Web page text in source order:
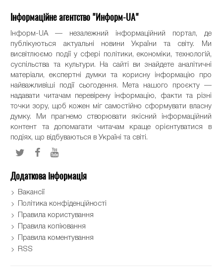
Інформаційне агентство "Информ-UA"
Інформ-UA — незалежний інформаційний портал, де
публікуються актуальні новини України та світу. Ми
висвітлюємо події у сфері політики, економіки, технологій,
суспільства та культури. На сайті ви знайдете аналітичні
матеріали, експертні думки та корисну інформацію про
найважливіші події сьогодення. Мета нашого проєкту —
надавати читачам перевірену інформацію, факти та різні
точки зору, щоб кожен міг самостійно сформувати власну
думку. Ми прагнемо створювати якісний інформаційний
контент та допомагати читачам краще орієнтуватися в
подіях, що відбуваються в Україні та світі.
Додаткова інформація
Вакансії
Політика конфіденційності
Правила користування
Правила копіювання
Правила коментування
RSS